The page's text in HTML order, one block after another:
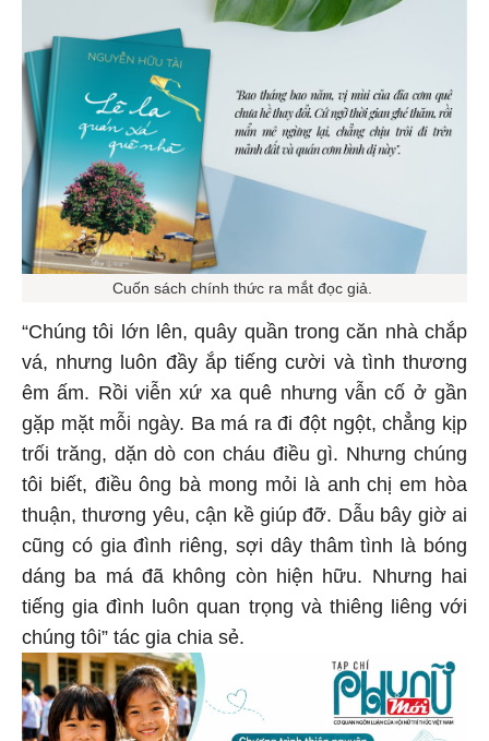
Cuốn sách chính thức ra mắt đọc giả.
“Chúng tôi lớn lên, quây quần trong căn nhà chắp
vá, nhưng luôn đầy ắp tiếng cười và tình thương
êm ấm. Rồi viễn xứ xa quê nhưng vẫn cố ở gần
gặp mặt mỗi ngày. Ba má ra đi đột ngột, chẳng kịp
trối trăng, dặn dò con cháu điều gì. Nhưng chúng
tôi biết, điều ông bà mong mỏi là anh chị em hòa
thuận, thương yêu, cận kề giúp đỡ. Dẫu bây giờ ai
cũng có gia đình riêng, sợi dây thâm tình là bóng
dáng ba má đã không còn hiện hữu. Nhưng hai
tiếng gia đình luôn quan trọng và thiêng liêng với
chúng tôi” tác gia chia sẻ.